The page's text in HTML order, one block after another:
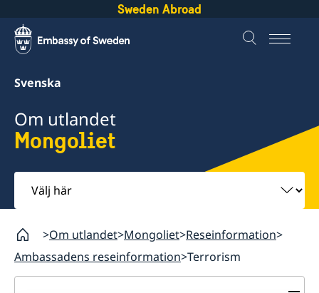
Sweden Abroad
Svenska
Om utlandet
Mongoliet
Välj
här
Om utlandet Mongoliet Reseinformation
Ambassadens reseinformation Terrorism